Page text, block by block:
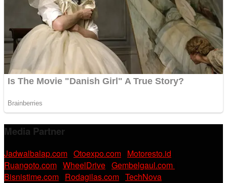
Media Partner
Jadwalbalap.com Otoexpo.com Motoresto.id
Ruangoto.com WheelDrive Gembelgaul.com
Bisnistime.com Rodagilas.com TechNova